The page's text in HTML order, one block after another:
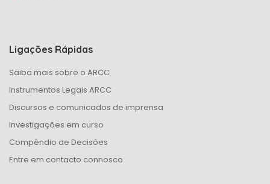
w
s
N
a
v
Ligações Rápidas
Saiba mais sobre o ARCC
Instrumentos Legais ARCC
Discursos e comunicados de imprensa
Investigações em curso
Compêndio de Decisões
Entre em contacto connosco